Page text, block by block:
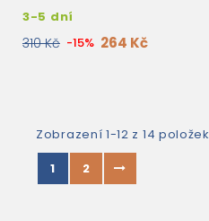
3-5 dní
310 Kč -15% 264 Kč
Zobrazení 1-12 z 14 položek
1
2